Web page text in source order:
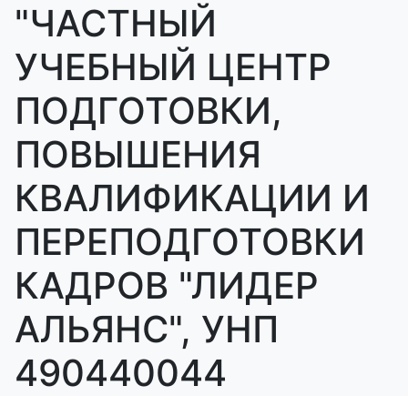
"ЧАСТНЫЙ
УЧЕБНЫЙ ЦЕНТР
ПОДГОТОВКИ,
ПОВЫШЕНИЯ
КВАЛИФИКАЦИИ И
ПЕРЕПОДГОТОВКИ
КАДРОВ "ЛИДЕР
АЛЬЯНС", УНП
490440044